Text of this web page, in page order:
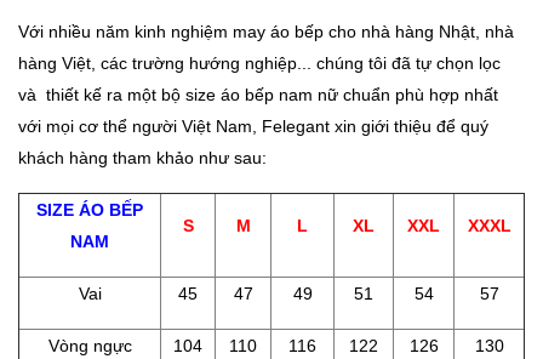
Với nhiều năm kinh nghiệm may áo bếp cho nhà hàng Nhật, nhà
hàng Việt, các trường hướng nghiệp... chúng tôi đã tự chọn lọc
và thiết kế ra một bộ size áo bếp nam nữ chuẩn phù hợp nhất
với mọi cơ thể người Việt Nam, Felegant xin giới thiệu để quý
khách hàng tham khảo như sau:
SIZE ÁO BẾP
NAM
S M L XL XXL XXXL
Vai 45 47 49 51 54 57
Vòng ngực 104 110 116 122 126 130